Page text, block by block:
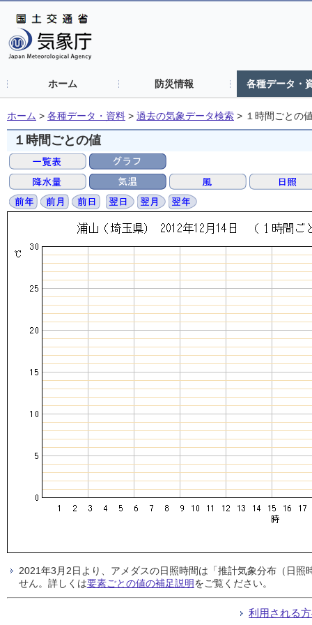
ホーム 防災情報 各種データ・
ホーム > 各種データ・資料 > 過去の気象データ検索 > １時間ごとの
１時間ごとの値
2021年3月2日より、アメダスの日照時間は「推計気象分布（日
せん。詳しくは要素ごとの値の補足説明をご覧ください。
利用される